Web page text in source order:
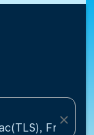
France
close